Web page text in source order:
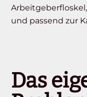
und passend zur
Das